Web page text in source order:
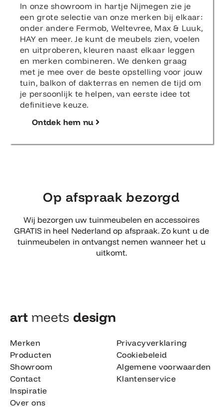
In onze showroom in hartje Nijmegen zie je
een grote selectie van onze merken bij elkaar:
onder andere Fermob, Weltevree, Max & Luuk,
HAY en meer. Je kunt de meubels zien, voelen
en uitproberen, kleuren naast elkaar leggen
en merken combineren. We denken graag
met je mee over de beste opstelling voor jouw
tuin, balkon of dakterras en nemen de tijd om
je persoonlijk te helpen, van eerste idee tot
definitieve keuze.
Ontdek hem nu
Op afspraak bezorgd
Wij bezorgen uw tuinmeubelen en accessoires
GRATIS in heel Nederland op afspraak. Zo kunt u de
tuinmeubelen in ontvangst nemen wanneer het u
uitkomt.
art meets design​
Merken
Producten
Showroom
Contact
Inspiratie
Over ons
Privacyverklaring
Cookiebeleid
Algemene voorwaarden
Klantenservice